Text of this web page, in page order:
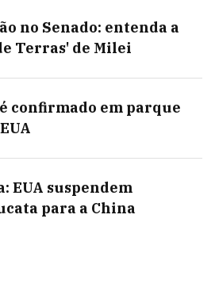
no Senado: entenda a
Terras' de Milei
confirmado em parque
EUA suspendem
para a China